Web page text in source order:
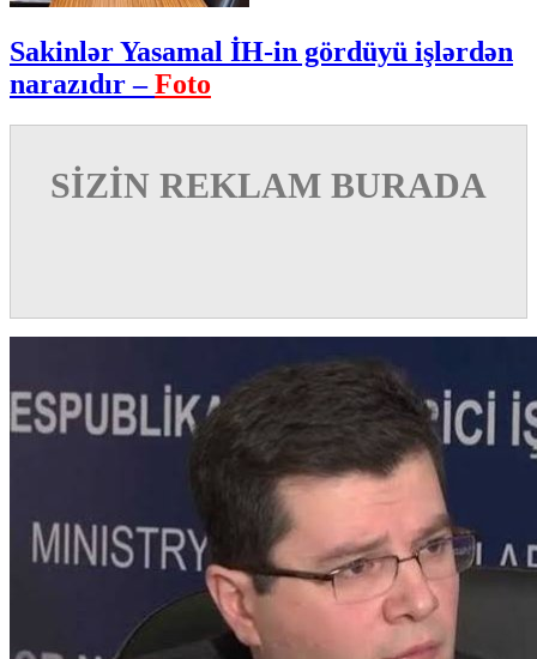
Sakinlər Yasamal İH-in gördüyü işlərdən
narazıdır –Foto
SİZİN REKLAM BURADA